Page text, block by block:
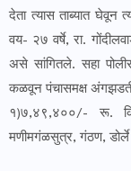
देता त्यास ताब्यात घेवून
वय- २७ वर्षे, रा.
असे सांगितले. सहा
कळवून पंचासमक्ष
१)७,४९,४००/- रू.
मणीमगंळसुत्र, गंठण,